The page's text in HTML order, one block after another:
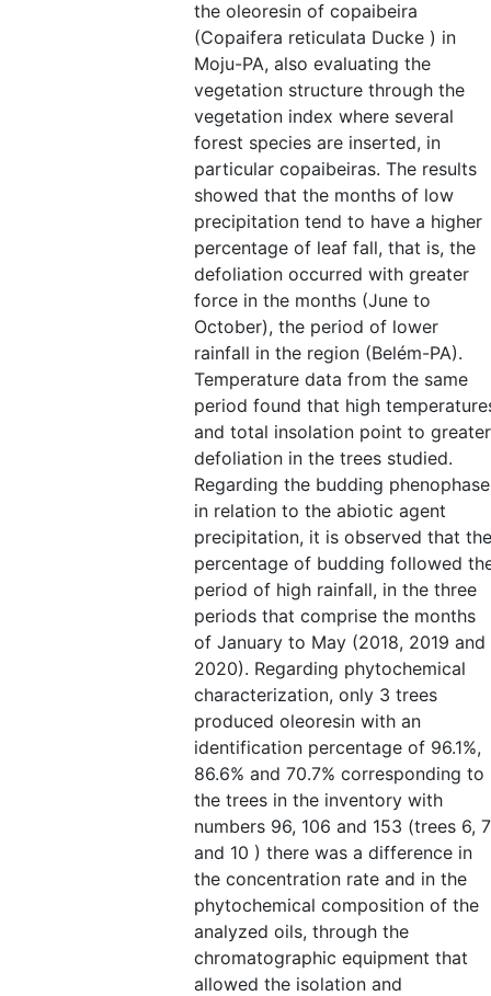
the oleoresin of copaibeira
(Copaifera reticulata Ducke ) in
Moju-PA, also evaluating the
vegetation structure through the
vegetation index where several
forest species are inserted, in
particular copaibeiras. The results
showed that the months of low
precipitation tend to have a higher
percentage of leaf fall, that is, the
defoliation occurred with greater
force in the months (June to
October), the period of lower
rainfall in the region (Belém-PA).
Temperature data from the same
period found that high
and total insolation point to greater
defoliation in the trees studied.
Regarding the budding phenophase
in relation to the abiotic agent
precipitation, it is observed that the
percentage of budding followed
period of high rainfall, in the three
periods that comprise the months
of January to May (2018, 2019 and
2020). Regarding phytochemical
characterization, only 3 trees
produced oleoresin with an
identification percentage of 96.1%,
86.6% and 70.7% corresponding to
the trees in the inventory with
numbers 96, 106 and 153 (trees 6, 7
and 10 ) there was a difference in
the concentration rate and in the
phytochemical composition of the
analyzed oils, through the
chromatographic equipment that
allowed the isolation and